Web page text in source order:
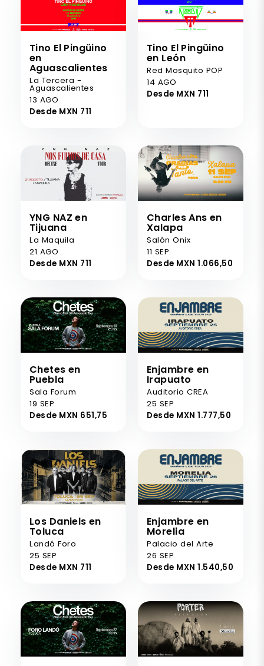
Tino El Pingüino
en
Aguascalientes
La Tercera -
Aguascalientes
13 AGO
Desde MXN 711
Tino El Pingüino
en León
Red Mosquito POP
14 AGO
Desde MXN 711
YNG NAZ en
Tijuana
La Maquila
21 AGO
Desde MXN 711
Charles Ans en
Xalapa
Salón Onix
11 SEP
Desde MXN 1.066,50
Chetes en
Puebla
Sala Forum
19 SEP
Desde MXN 651,75
Enjambre en
Irapuato
Auditorio CREA
25 SEP
Desde MXN 1.777,50
Los Daniels en
Toluca
Landó Foro
25 SEP
Desde MXN 711
Enjambre en
Morelia
Palacio del Arte
26 SEP
Desde MXN 1.540,50